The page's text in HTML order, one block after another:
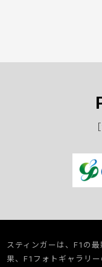
スティンガーは、F1の
果、F1フォトギャラリ